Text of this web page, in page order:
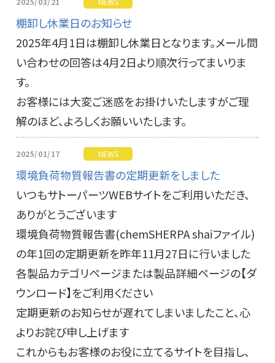
棚卸し休業日のお知らせ
2025年4月1日は棚卸し休業日となります。メール問
い合わせの回答は4月2日より順次行ってまいりま
す。
お客様には大変ご迷惑をお掛けいたしますがご理
解のほど、よろしくお願いいたします。
2025/01/17 NEWS
環境負荷物質報告書の定期更新をしました
いつもサトーパーツWEBサイトをご利用いただき、
ありがとうございます
環境負荷物質報告書(chemSHERPA shaiファイル)
の年1回の定期更新を昨年11月27日に行いました
各製品カテゴリページまたは製品詳細ページの【ダ
ウンロード】をご利用ください
定期更新のお知らせが遅れてしまいましたこと、心
よりお詫び申し上げます
これからもお客様のお役に立てるサイトを目指し、